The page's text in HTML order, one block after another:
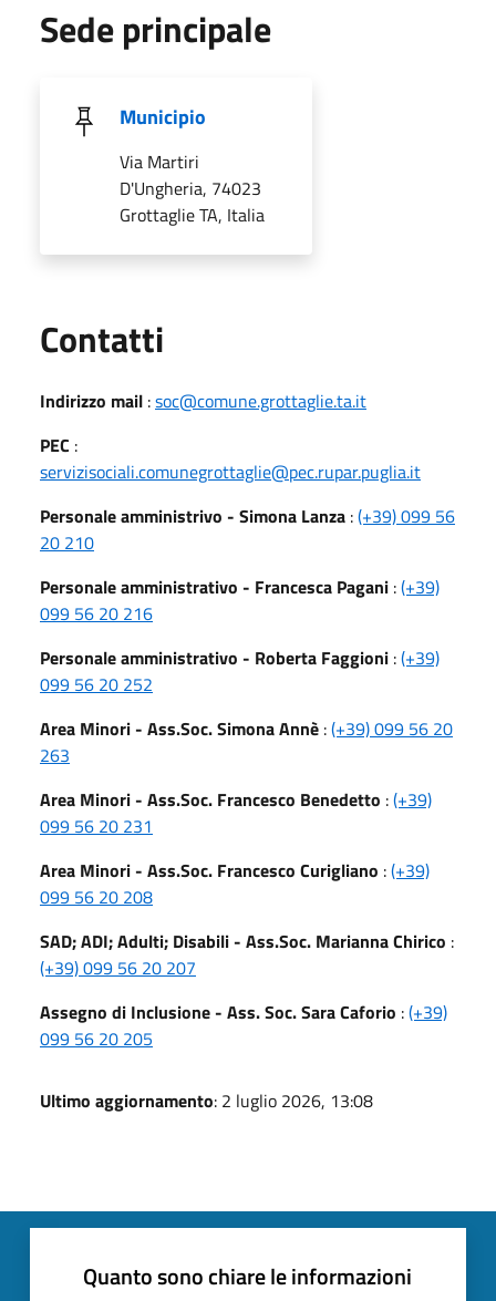
Sede principale
Municipio
Via Martiri
D'Ungheria, 74023
Grottaglie TA, Italia
Contatti
Indirizzo mail :soc@comune.grottaglie.ta.it
PEC :
servizisociali.comunegrottaglie@pec.rupar.puglia.it
Personale amministrivo - Simona Lanza :(+39) 099 56
20 210
Personale amministrativo - Francesca Pagani :(+39)
099 56 20 216
Personale amministrativo - Roberta Faggioni :(+39)
099 56 20 252
Area Minori - Ass.Soc. Simona Annè :(+39) 099 56 20
263
Area Minori - Ass.Soc. Francesco Benedetto :(+39)
099 56 20 231
Area Minori - Ass.Soc. Francesco Curigliano :(+39)
099 56 20 208
SAD; ADI; Adulti; Disabili - Ass.Soc. Marianna Chirico :
(+39) 099 56 20 207
Assegno di Inclusione - Ass. Soc. Sara Caforio :(+39)
099 56 20 205
Ultimo aggiornamento: 2 luglio 2026, 13:08
Quanto sono chiare le informazioni